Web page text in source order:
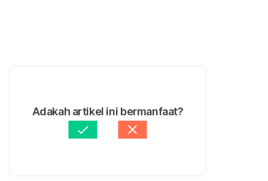
Adakah artikel ini bermanfaat?